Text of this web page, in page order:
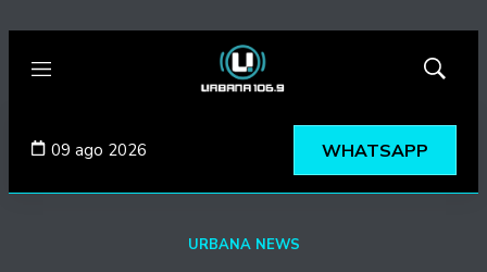
Menú
Mostrar
09 ago 2026 WHATSAPP
URBANA NEWS